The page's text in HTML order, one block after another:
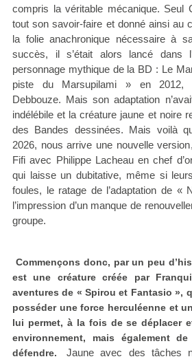
compris la véritable mécanique. Seul
tout son savoir-faire et donné ainsi au
la folie anachronique nécessaire à
succès, il s’était alors lancé dans
personnage mythique de la BD : Le
piste du Marsupilami » en 2012,
Debbouze. Mais son adaptation
indélébile et la créature jaune et noire
des Bandes dessinées. Mais voilà
2026, nous arrive une nouvelle
Fifi avec Philippe Lacheau en chef
qui laisse un dubitative, même si
foules, le ratage de l’adaptation de «
l’impression d’un manque de
groupe.
Commençons donc, par un peu
est une créature créée par
aventures de « Spirou et Fantasio »,
posséder une force herculéenne et
lui permet, à la fois de se déplacer
environnement, mais également
défendre.
Jaune avec des tâches